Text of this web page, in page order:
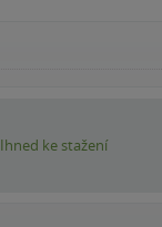
Ihned ke stažení